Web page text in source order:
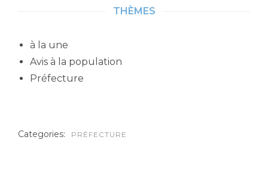
THÈMES
à la une
Avis à la population
Préfecture
Categories: PRÉFECTURE